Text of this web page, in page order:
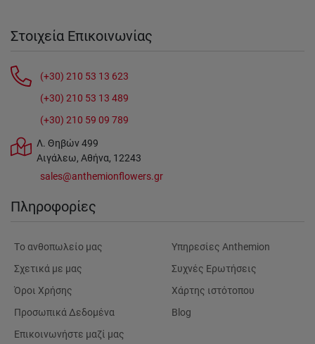
Στοιχεία Επικοινωνίας
(+30) 210 53 13 623
(+30) 210 53 13 489
(+30) 210 59 09 789
Λ. Θηβών 499
Αιγάλεω, Αθήνα, 12243
sales@anthemionflowers.gr
Πληροφορίες
Tο ανθοπωλείο μας
Σχετικά με μας
Όροι Χρήσης
Προσωπικά Δεδομένα
Επικοινωνήστε μαζί μας
Υπηρεσίες Anthemion
Συχνές Ερωτήσεις
Χάρτης ιστότοπου
Blog